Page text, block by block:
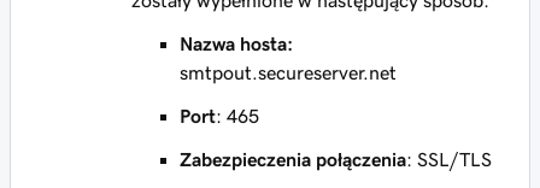
Nazwa hosta:
smtpout.secureserver.net
Port: 465
Zabezpieczenia połączenia: SSL/TLS